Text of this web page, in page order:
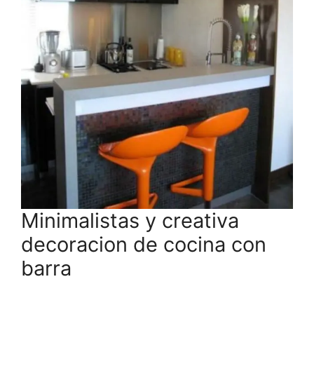
Minimalistas y creativa
decoracion de cocina con
barra